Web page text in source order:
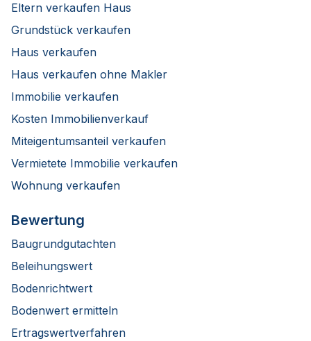
Eltern verkaufen Haus
Grundstück verkaufen
Haus verkaufen
Haus verkaufen ohne Makler
Immobilie verkaufen
Kosten Immobilienverkauf
Miteigentumsanteil verkaufen
Vermietete Immobilie verkaufen
Wohnung verkaufen
Bewertung
Baugrundgutachten
Beleihungswert
Bodenrichtwert
Bodenwert ermitteln
Ertragswertverfahren